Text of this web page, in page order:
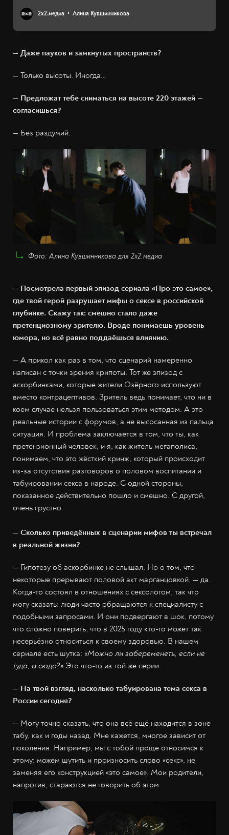
2х2.медиа Алина Кувшинникова
— Даже пауков и замкнутых пространств?
— Только высоты. Иногда…
— Предложат тебе сниматься на высоте 220 этажей —
согласишься?
— Без раздумий.
Фото: Алина Кувшинникова для 2х2.медиа
— Посмотрела первый эпизод сериала «Про это самое»,
где твой герой разрушает мифы о сексе в российской
глубинке. Скажу так: смешно стало даже
претенциозному зрителю. Вроде понимаешь уровень
юмора, но всё равно поддаёшься влиянию.
— А прикол как раз в том, что сценарий намеренно
написан с точки зрения крипоты. Тот же эпизод с
аскорбинками, которые жители Озёрного используют
вместо контрацептивов. Зритель ведь понимает, что ни в
коем случае нельзя пользоваться этим методом. А это
реальные истории с форумов, а не высосанная из пальца
ситуация. И проблема заключается в том, что ты, как
претензионный человек, и я, как житель мегаполиса,
понимаем, что это жёсткий кринж, который происходит
из-за отсутствия разговоров о половом воспитании и
табуировании секса в народе. С одной стороны,
показанное действительно пошло и смешно. С другой,
очень грустно.
— Сколько приведённых в сценарии мифов ты встречал
в реальной жизни?
— Гипотезу об аскорбинке не слышал. Но о том, что
некоторые прерывают половой акт марганцовкой, — да.
Когда-то состоял в отношениях с сексологом, так что
могу сказать: люди часто обращаются к специалисту с
подобными запросами. И они подвергают в шок, потому
что сложно поверить, что в 2025 году кто-то может так
несерьёзно относиться к своему здоровью. В нашем
сериале есть шутка: «Можно ли забеременеть, если не
туда, а сюда?» Это что-то из той же серии.
— На твой взгляд, насколько табуирована тема секса в
России сегодня?
— Могу точно сказать, что она всё ещё находится в зоне
табу, как и годы назад. Мне кажется, многое зависит от
поколения. Например, мы с тобой проще относимся к
этому: можем шутить и произносить слово «секс», не
заменяя его конструкцией «это самое». Мои родители,
напротив, стараются не говорить об этом.